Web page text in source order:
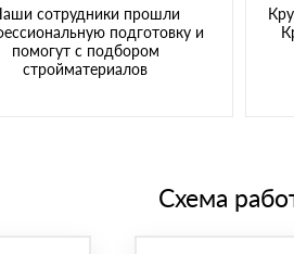
сотрудники прошли
подготовку и
помогут с подбором
стройматериалов
Схема